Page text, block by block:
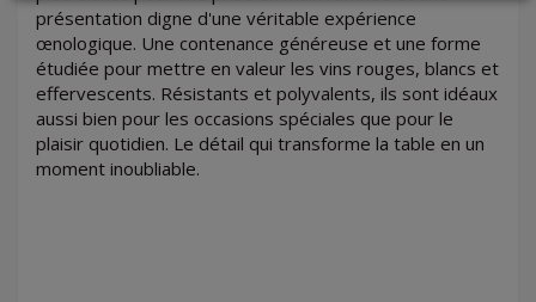
LOGIN
présentation digne d'une véritable expérience
œnologique. Une contenance généreuse et une forme
étudiée pour mettre en valeur les vins rouges, blancs et
effervescents. Résistants et polyvalents, ils sont idéaux
aussi bien pour les occasions spéciales que pour le
plaisir quotidien. Le détail qui transforme la table en un
moment inoubliable.